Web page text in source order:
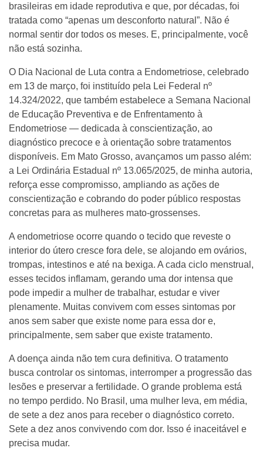
brasileiras em idade reprodutiva e que, por décadas, foi
tratada como “apenas um desconforto natural”. Não é
normal sentir dor todos os meses. E, principalmente, você
não está sozinha.
O Dia Nacional de Luta contra a Endometriose, celebrado
em 13 de março, foi instituído pela Lei Federal nº
14.324/2022, que também estabelece a Semana Nacional
de Educação Preventiva e de Enfrentamento à
Endometriose — dedicada à conscientização, ao
diagnóstico precoce e à orientação sobre tratamentos
disponíveis. Em Mato Grosso, avançamos um passo além:
a Lei Ordinária Estadual nº 13.065/2025, de minha autoria,
reforça esse compromisso, ampliando as ações de
conscientização e cobrando do poder público respostas
concretas para as mulheres mato-grossenses.
A endometriose ocorre quando o tecido que reveste o
interior do útero cresce fora dele, se alojando em ovários,
trompas, intestinos e até na bexiga. A cada ciclo menstrual,
esses tecidos inflamam, gerando uma dor intensa que
pode impedir a mulher de trabalhar, estudar e viver
plenamente. Muitas convivem com esses sintomas por
anos sem saber que existe nome para essa dor e,
principalmente, sem saber que existe tratamento.
A doença ainda não tem cura definitiva. O tratamento
busca controlar os sintomas, interromper a progressão das
lesões e preservar a fertilidade. O grande problema está
no tempo perdido. No Brasil, uma mulher leva, em média,
de sete a dez anos para receber o diagnóstico correto.
Sete a dez anos convivendo com dor. Isso é inaceitável e
precisa mudar.